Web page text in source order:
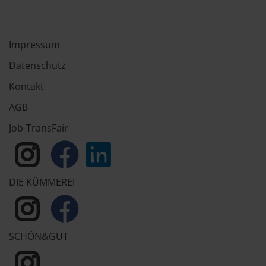
Impressum
Datenschutz
Kontakt
AGB
Job-TransFair
DIE KÜMMEREI
SCHÖN&GUT